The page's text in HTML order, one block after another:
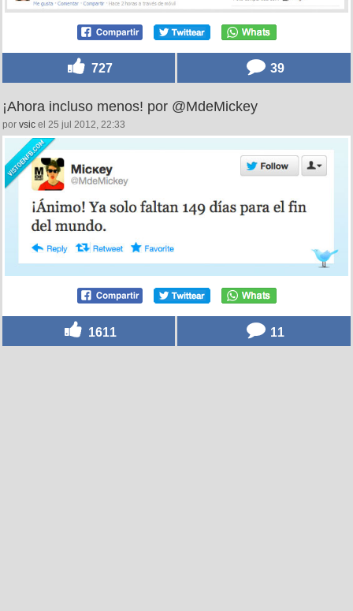
727 39
¡Ahora incluso menos! por @MdeMickey
por vsic el 25 jul 2012, 22:33
1611 11